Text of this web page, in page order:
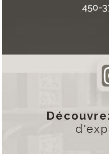
450-